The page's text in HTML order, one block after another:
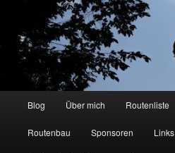
wechseln
sekundären
Inhalt
wechselnSteffen Hilger
Kletterer – Routenbauer – Trainer
Blog Über mich Routenliste
Routenbau Sponsoren Links